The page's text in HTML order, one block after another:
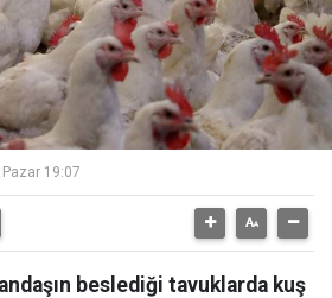
19:07
beslediği tavuklarda kuş